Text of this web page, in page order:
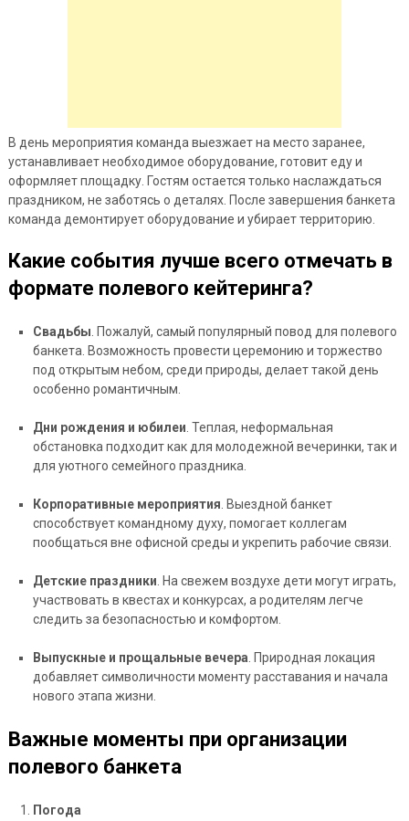
В день мероприятия команда выезжает на место заранее,
устанавливает необходимое оборудование, готовит еду и
оформляет площадку. Гостям остается только наслаждаться
праздником, не заботясь о деталях. После завершения банкета
команда демонтирует оборудование и убирает территорию.
Какие события лучше всего отмечать в
формате полевого кейтеринга?
Свадьбы . Пожалуй, самый популярный повод для полевого
банкета. Возможность провести церемонию и торжество
под открытым небом, среди природы, делает такой день
особенно романтичным.
Дни рождения и юбилеи . Теплая, неформальная
обстановка подходит как для молодежной вечеринки, так и
для уютного семейного праздника.
Корпоративные мероприятия . Выездной банкет
способствует командному духу, помогает коллегам
пообщаться вне офисной среды и укрепить рабочие связи.
Детские праздники . На свежем воздухе дети могут играть,
участвовать в квестах и конкурсах, а родителям легче
следить за безопасностью и комфортом.
Выпускные и прощальные вечера . Природная локация
добавляет символичности моменту расставания и начала
нового этапа жизни.
Важные моменты при организации
полевого банкета
Погода